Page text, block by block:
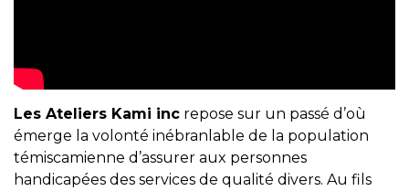
Les Ateliers Kami inc repose sur un passé d’où
émerge la volonté inébranlable de la population
témiscamienne d’assurer aux personnes
handicapées des services de qualité divers. Au fils